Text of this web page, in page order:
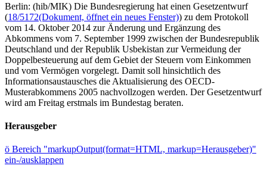
Berlin: (hib/MIK) Die Bundesregierung hat einen Gesetzentwurf
(18/5172(Dokument, öffnet ein neues Fenster)) zu dem Protokoll
vom 14. Oktober 2014 zur Änderung und Ergänzung des
Abkommens vom 7. September 1999 zwischen der Bundesrepublik
Deutschland und der Republik Usbekistan zur Vermeidung der
Doppelbesteuerung auf dem Gebiet der Steuern vom Einkommen
und vom Vermögen vorgelegt. Damit soll hinsichtlich des
Informationsaustausches die Aktualisierung des OECD-
Musterabkommens 2005 nachvollzogen werden. Der Gesetzentwurf
wird am Freitag erstmals im Bundestag beraten.
Herausgeber
ö Bereich "markupOutput(format=HTML, markup=Herausgeber)"
ein-/ausklappen